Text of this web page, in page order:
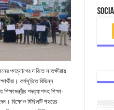
পদত্যাগের দাবিতে সাতক্ষীরায়
কর্মসূচিতে বিভিন্ন
শিক্ষামন্ত্রীর পদত্যাগসহ শিক্ষা-
বিক্ষোভ মিছিলটি শহরের